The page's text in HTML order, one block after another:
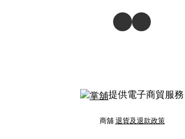
提供電子商貿服務
商舖 退貨及退款政策